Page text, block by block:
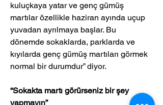
kuluçkaya yatar ve genç gümüş
martılar özellikle haziran ayında uçup
yuvadan ayrılmaya başlar. Bu
dönemde sokaklarda, parklarda ve
kıyılarda genç gümüş martıları görmek
normal bir durumdur” diyor.
“Sokakta martı görürseniz bir şey
yapmayın”